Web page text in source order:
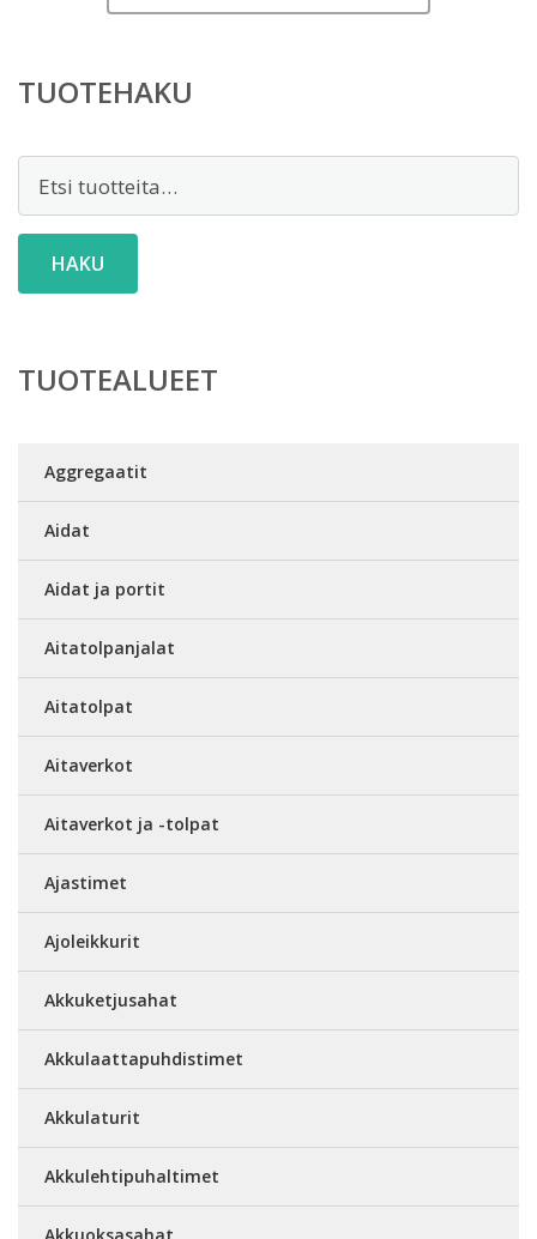
on:
TUOTEHAKU
HAKU
TUOTEALUEET
Aggregaatit
Aidat
Aidat ja portit
Aitatolpanjalat
Aitatolpat
Aitaverkot
Aitaverkot ja -tolpat
Ajastimet
Ajoleikkurit
Akkuketjusahat
Akkulaattapuhdistimet
Akkulaturit
Akkulehtipuhaltimet